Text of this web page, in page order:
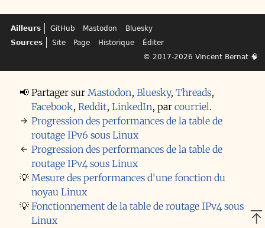
Ailleurs GitHub Mastodon
Bluesky
Sources
Site Page Historique
Éditer
© 2017-2026 Vincent Bernat 🧠
📢 Partager sur Mastodon, Bluesky, Threads,
Facebook, Reddit, LinkedIn, par courriel.
→ Progression des performances de la table de
routage IPv6 sous Linux
← Progression des performances de la table de
routage IPv4 sous Linux
💡 Mesure des performances d'une fonction du
noyau Linux
💡 Fonctionnement de la table de routage IPv4 sous
Linux